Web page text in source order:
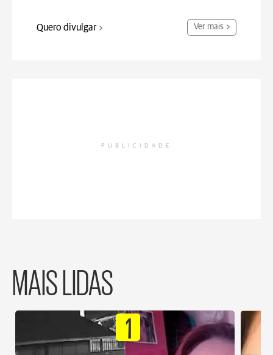
Quero divulgar Ver mais
PUBLICIDADE
MAIS LIDAS
1